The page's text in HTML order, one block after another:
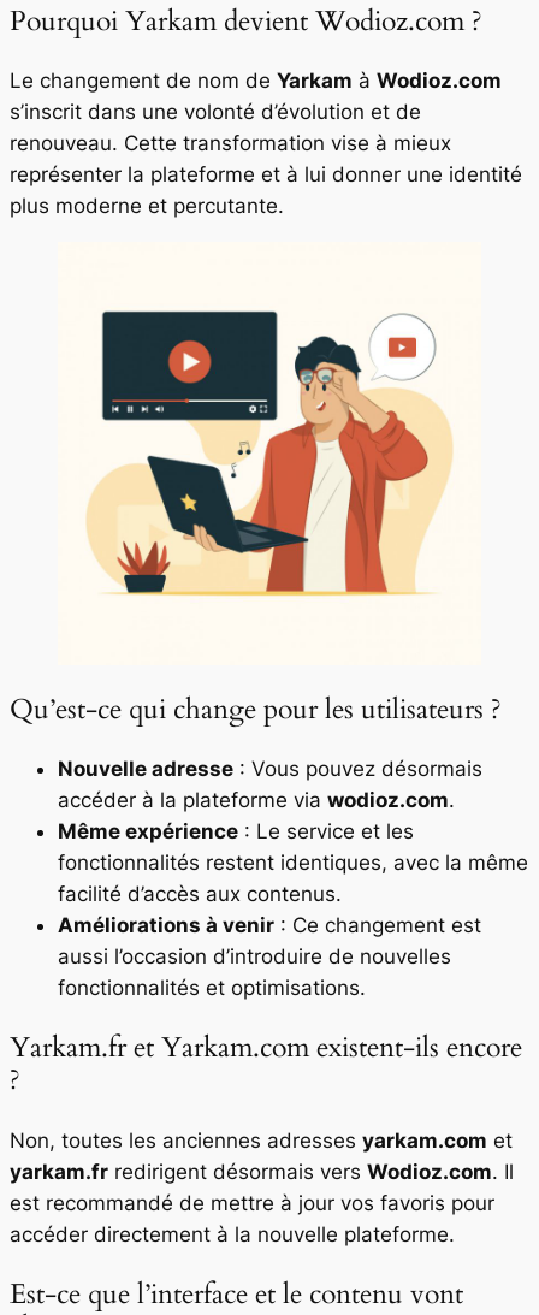
Pourquoi Yarkam devient Wodioz.com ?
Le changement de nom de Yarkam à Wodioz.com
s’inscrit dans une volonté d’évolution et de
renouveau. Cette transformation vise à mieux
représenter la plateforme et à lui donner une identité
plus moderne et percutante.
Qu’est-ce qui change pour les utilisateurs ?
Nouvelle adresse : Vous pouvez désormais
accéder à la plateforme via wodioz.com.
Même expérience : Le service et les
fonctionnalités restent identiques, avec la même
facilité d’accès aux contenus.
Améliorations à venir : Ce changement est
aussi l’occasion d’introduire de nouvelles
fonctionnalités et optimisations.
Yarkam.fr et Yarkam.com existent-ils encore
?
Non, toutes les anciennes adresses yarkam.com et
yarkam.fr redirigent désormais vers Wodioz.com. Il
est recommandé de mettre à jour vos favoris pour
accéder directement à la nouvelle plateforme.
Est-ce que l’interface et le contenu vont